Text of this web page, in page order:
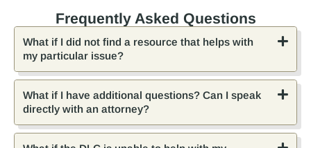
Frequently Asked Questions
What if I did not find a resource that helps with
my particular issue?
What if I have additional questions? Can I speak
directly with an attorney?